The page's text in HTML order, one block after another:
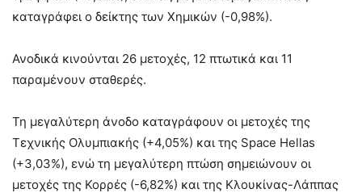
καταγράφει ο δείκτης των Χημικών (-0,98%).
Ανοδικά κινούνται 26 μετοχές, 12 πτωτικά και 11
παραμένουν σταθερές.
Τη μεγαλύτερη άνοδο καταγράφουν οι μετοχές της
Τεχνικής Ολυμπιακής (+4,05%) και της Space Hellas
(+3,03%), ενώ τη μεγαλύτερη πτώση σημειώνουν οι
μετοχές της Κορρές (-6,82%) και της Κλουκίνας-Λάππας